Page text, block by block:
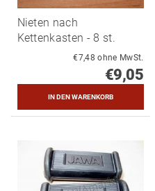
Nieten nach
Kettenkasten - 8 st.
€7,48 ohne MwSt.
€9,05